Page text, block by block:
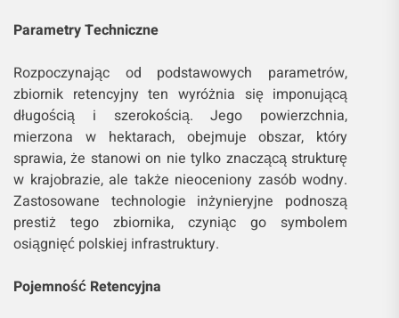
Parametry Techniczne
Rozpoczynając od podstawowych parametrów,
zbiornik retencyjny ten wyróżnia się imponującą
długością i szerokością. Jego powierzchnia,
mierzona w hektarach, obejmuje obszar, który
sprawia, że stanowi on nie tylko znaczącą strukturę
w krajobrazie, ale także nieoceniony zasób wodny.
Zastosowane technologie inżynieryjne podnoszą
prestiż tego zbiornika, czyniąc go symbolem
osiągnięć polskiej infrastruktury.
Pojemność Retencyjna